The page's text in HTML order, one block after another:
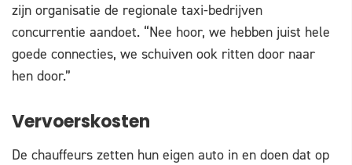
zijn organisatie de regionale taxi-bedrijven
concurrentie aandoet. “Nee hoor, we hebben juist hele
goede connecties, we schuiven ook ritten door naar
hen door.”
Vervoerskosten
De chauffeurs zetten hun eigen auto in en doen dat op